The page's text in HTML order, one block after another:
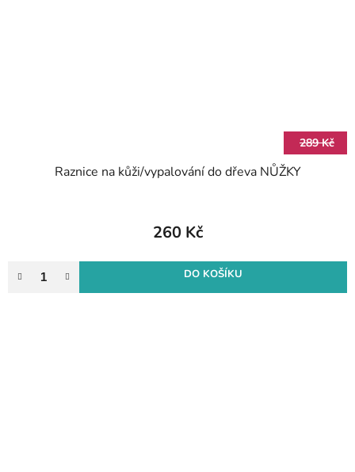
289 Kč
Raznice na kůži/vypalování do dřeva NŮŽKY
260 Kč
DO KOŠÍKU